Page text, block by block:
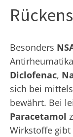
Besonders
Diclofenac,
sich bei
bewährt. Bei
Paracetamol
Wirkstoffe gibt